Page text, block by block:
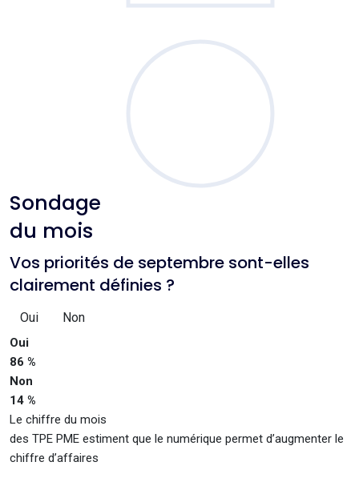
Sondage
du mois
Vos priorités de septembre sont-elles
clairement définies ?
Oui Non
Oui
86 %
Non
14 %
Le chiffre du mois
des TPE PME estiment que le numérique permet d’augmenter le
chiffre d’affaires